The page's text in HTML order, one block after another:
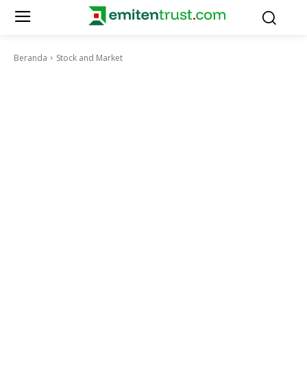
Beranda Stock and Market